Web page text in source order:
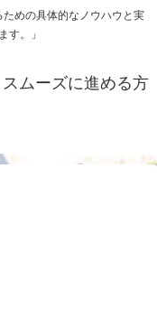
ための具体的なノウハウと実
す。」
ムーズに進める方